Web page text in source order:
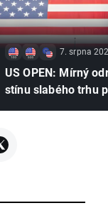
7. srpna
US OPEN: Mírný
stínu slabého trhu